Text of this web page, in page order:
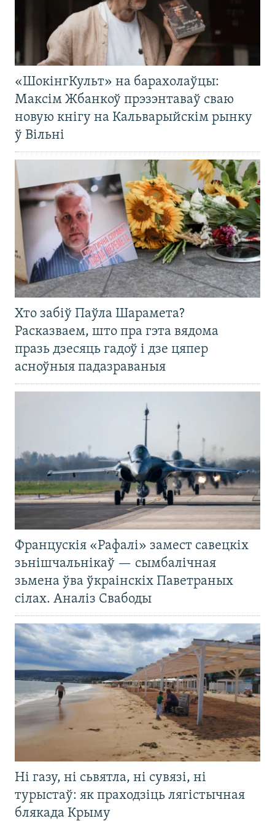
«ШокінгКульт» на барахолаўцы:
Максім Жбанкоў прэзэнтаваў сваю
новую кнігу на Кальварыйскім рынку
ў Вільні
Хто забіў Паўла Шарамета?
Расказваем, што пра гэта вядома
празь дзесяць гадоў і дзе цяпер
асноўныя падазраваныя
Францускія «Рафалі» замест савецкіх
зьнішчальнікаў — сымбалічная
зьмена ўва ўкраінскіх Паветраных
сілах. Аналіз Свабоды
Ні газу, ні сьвятла, ні сувязі, ні
турыстаў: як праходзіць лягістычная
блякада Крыму